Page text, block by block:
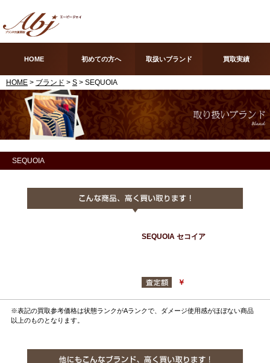
HOME 初めての方へ 取扱いブランド 買取実績
HOME > ブランド > S > SEQUOIA
SEQUOIA
SEQUOIA セコイア
￥
※表記の買取参考価格は状態ランクがAランクで、ダメージ使用感がほぼない商品
以上のものとなります。